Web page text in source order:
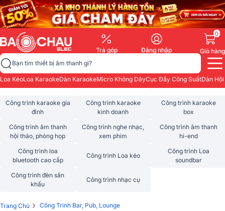
Trả góp Đăng nhập
0
Giỏ hàng
Bạn tìm thiết bị âm thanh gì?
Loa KéoLoa KaraokeDàn KaraokeMicro Không DâyCục Đẩy Công SuấtDàn
Công trình karaoke gia
đình
Công trình karaoke
kinh doanh
Công trình karaoke
box
Công trình âm thanh
hội thảo, phòng họp
Công trình nghe nhạc,
xem phim
Công trình âm thanh
hi-end
Công trình loa
bluetooth cao cấp
Công trình Loa kéo
Công trình Loa
soundbar
Công trình đèn sân
khấu
Công trình nhạc cụ
Trang Chủ › Công Trình Bar, Pub, Lounge